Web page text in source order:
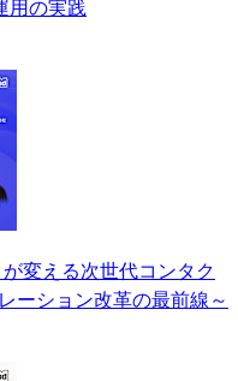
用の実践
変える次世代コンタク
ーション改革の最前線～